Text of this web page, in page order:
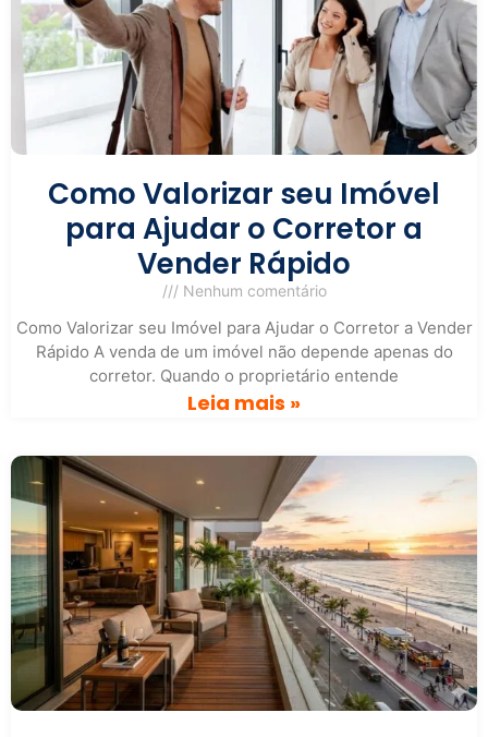
Como Valorizar seu Imóvel
para Ajudar o Corretor a
Vender Rápido
Nenhum comentário
Como Valorizar seu Imóvel para Ajudar o Corretor a Vender
Rápido A venda de um imóvel não depende apenas do
corretor. Quando o proprietário entende
Leia mais »